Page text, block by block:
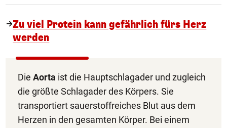
Zu viel Protein kann gefährlich fürs Herz
werden
Die Aorta ist die Hauptschlagader und zugleich
die größte Schlagader des Körpers. Sie
transportiert sauerstoffreiches Blut aus dem
Herzen in den gesamten Körper. Bei einem